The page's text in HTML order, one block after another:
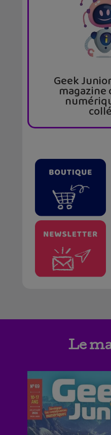
Geek
magazine
Le